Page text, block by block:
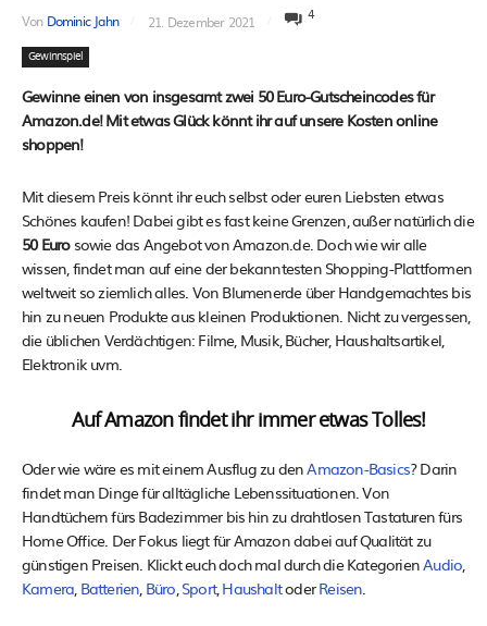
Von Dominic Jahn 21. Dezember 2021 4
Gewinnspiel
Gewinne einen von insgesamt zwei 50 Euro-Gutscheincodes für
Amazon.de! Mit etwas Glück könnt ihr auf unsere Kosten online
shoppen!
Mit diesem Preis könnt ihr euch selbst oder euren Liebsten etwas
Schönes kaufen! Dabei gibt es fast keine Grenzen, außer natürlich die
50 Eurosowie das Angebot von Amazon.de. Doch wie wir alle
wissen, findet man auf eine der bekanntesten Shopping-Plattformen
weltweit so ziemlich alles. Von Blumenerde über Handgemachtes bis
hin zu neuen Produkte aus kleinen Produktionen. Nicht zu vergessen,
die üblichen Verdächtigen: Filme, Musik, Bücher, Haushaltsartikel,
Elektronik uvm.
Auf Amazon findet ihr immer etwas Tolles!
Oder wie wäre es mit einem Ausflug zu denAmazon-Basics? Darin
findet man Dinge für alltägliche Lebenssituationen. Von
Handtüchern fürs Badezimmer bis hin zu drahtlosen Tastaturen fürs
Home Office. Der Fokus liegt für Amazon dabei auf Qualität zu
günstigen Preisen. Klickt euch doch mal durch die KategorienAudio,
Kamera, Batterien, Büro,Sport,HaushaltoderReisen.